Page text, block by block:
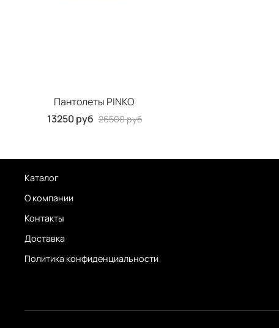
Пантолеты PINKO
13250 руб 26500 руб
Каталог
О компании
Контакты
Доставка
Политика конфиденциальности